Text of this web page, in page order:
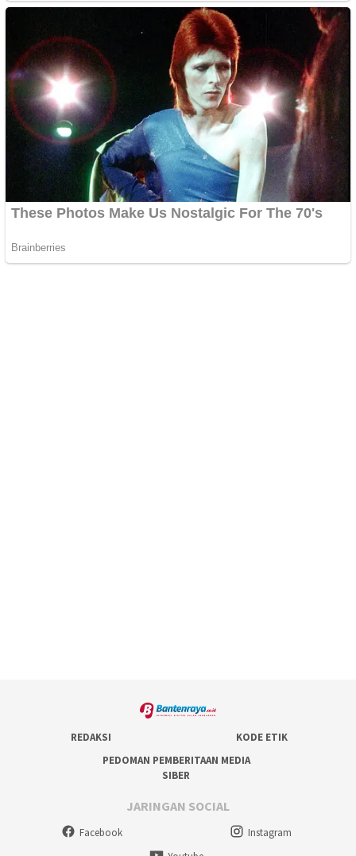
REDAKSI
KODE ETIK
PEDOMAN PEMBERITAAN MEDIA
SIBER
JARINGAN SOCIAL
Facebook
Instagram